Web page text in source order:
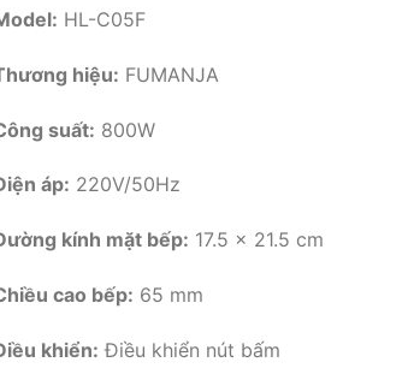
HL-C05F
hiệu: FUMANJA
suất: 800W
áp: 220V/50Hz
kính mặt bếp: 17.5 × 21.5 cm
cao bếp: 65 mm
khiển: Điều khiển nút bấm